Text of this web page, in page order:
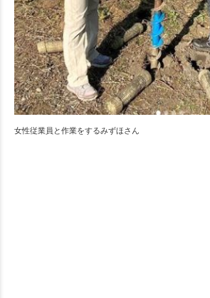
女性従業員と作業をするみずほさん